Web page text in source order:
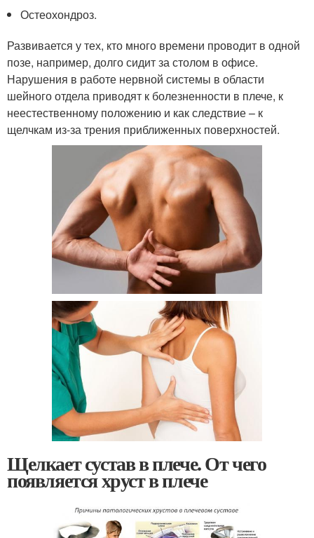
Остеохондроз.
Развивается у тех, кто много времени проводит в одной
позе, например, долго сидит за столом в офисе.
Нарушения в работе нервной системы в области
шейного отдела приводят к болезненности в плече, к
неестественному положению и как следствие – к
щелчкам из-за трения приближенных поверхностей.
Щелкает сустав в плече. От чего
появляется хруст в плече